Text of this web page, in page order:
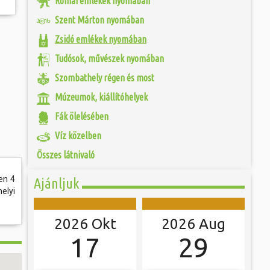
véletlen
Isis istennő
és
Az
kulturális
a
A találkozó
játékkal és
a lépést a
Szent Márton nyomában
Zsidó emlékek nyomában
Tudósok, művészek nyomában
Szombathely régen és most
Múzeumok, kiállítóhelyek
Fák ölelésében
Víz közelben
Összes látnivaló
Ajánljuk
2026 Okt
17
2026 Aug
29
4